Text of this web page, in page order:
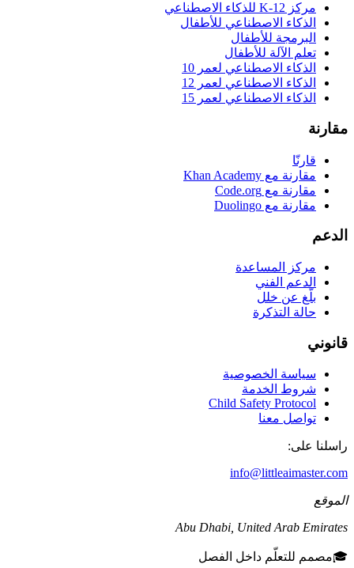
مركز K-12 للذكاء الاصطناعي
الذكاء الاصطناعي للأطفال
البرمجة للأطفال
تعلم الآلة للأطفال
الذكاء الاصطناعي لعمر 10
الذكاء الاصطناعي لعمر 12
الذكاء الاصطناعي لعمر 15
مقارنة
قارنّا
مقارنة مع Khan Academy
مقارنة مع Code.org
مقارنة مع Duolingo
الدعم
مركز المساعدة
الدعم الفني
بلّغ عن خلل
حالة التذكرة
قانوني
سياسة الخصوصية
شروط الخدمة
Child Safety Protocol
تواصل معنا
راسلنا على:
info@littleaimaster.com
الموقع
Abu Dhabi, United Arab Emirates
🎓مصمم للتعلّم داخل الفصل